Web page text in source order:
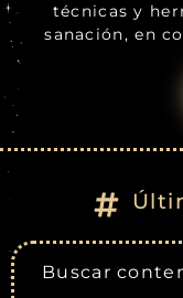
técnicas y
sanación, en